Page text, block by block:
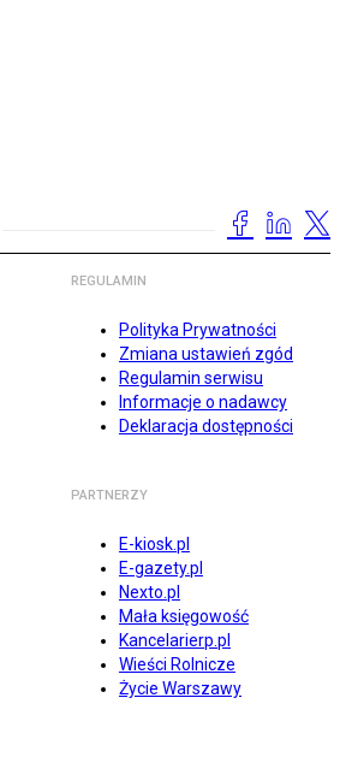
REGULAMIN
Polityka Prywatności
Zmiana ustawień zgód
Regulamin serwisu
Informacje o nadawcy
Deklaracja dostępności
PARTNERZY
E-kiosk.pl
E-gazety.pl
Nexto.pl
Mała księgowość
Kancelarierp.pl
Wieści Rolnicze
Życie Warszawy